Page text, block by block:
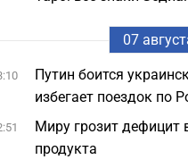
07
Путин боится
избегает поездок по
Миру грозит дефицит
продукта